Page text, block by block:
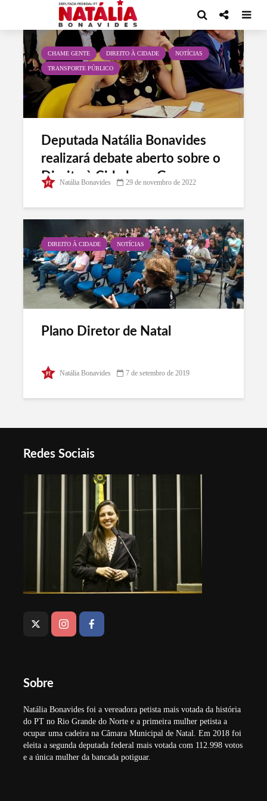
Tag - Direito à cidade
CHAME GENTE DIREITO À CIDADE NOTÍCIAS
TRANSPORTE PÚBLICO
Deputada Natália Bonavides
realizará debate aberto sobre o
Direito à Cidade no Governo
Natália Bonavides 29 de novembro de 2022
DIREITO À CIDADE NOTÍCIAS
Plano Diretor de Natal
Natália Bonavides 7 de setembro de 2019
Redes Sociais
Sobre
Natália Bonavides foi a vereadora petista mais votada da história
do PT no Rio Grande do Norte e a primeira mulher petista a
ocupar uma cadeira na Câmara Municipal de Natal. Em 2018 foi
eleita a segunda deputada federal mais votada com 112.998 votos
e a única mulher da bancada potiguar.